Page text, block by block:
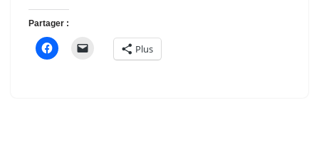
Partager :
Plus